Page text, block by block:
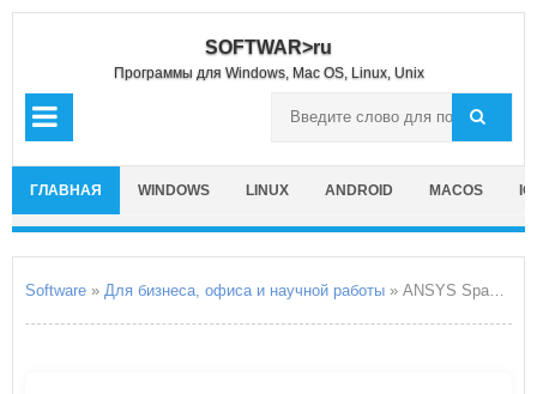
SOFTWAR>ru
Программы для Windows, Mac OS, Linux, Unix
ГЛАВНАЯ WINDOWS LINUX ANDROID MACOS
Software » Для бизнеса, офиса и научной работы » ANSYS SpaceClaim + DesignSpark Mechanical